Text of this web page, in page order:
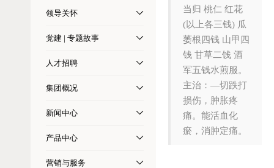
领导关怀
党建 | 专题故事
人才招聘
集团概况
新闻中心
产品中心
营销与服务
当归 桃仁 红花
(以上各三钱) 瓜
萎根四钱 山甲四
钱 甘草二饯 酒
军五钱水煎服。
主治：—切跌打
损伤，肿胀疼
痛。能活血化
瘀，消肿定痛。